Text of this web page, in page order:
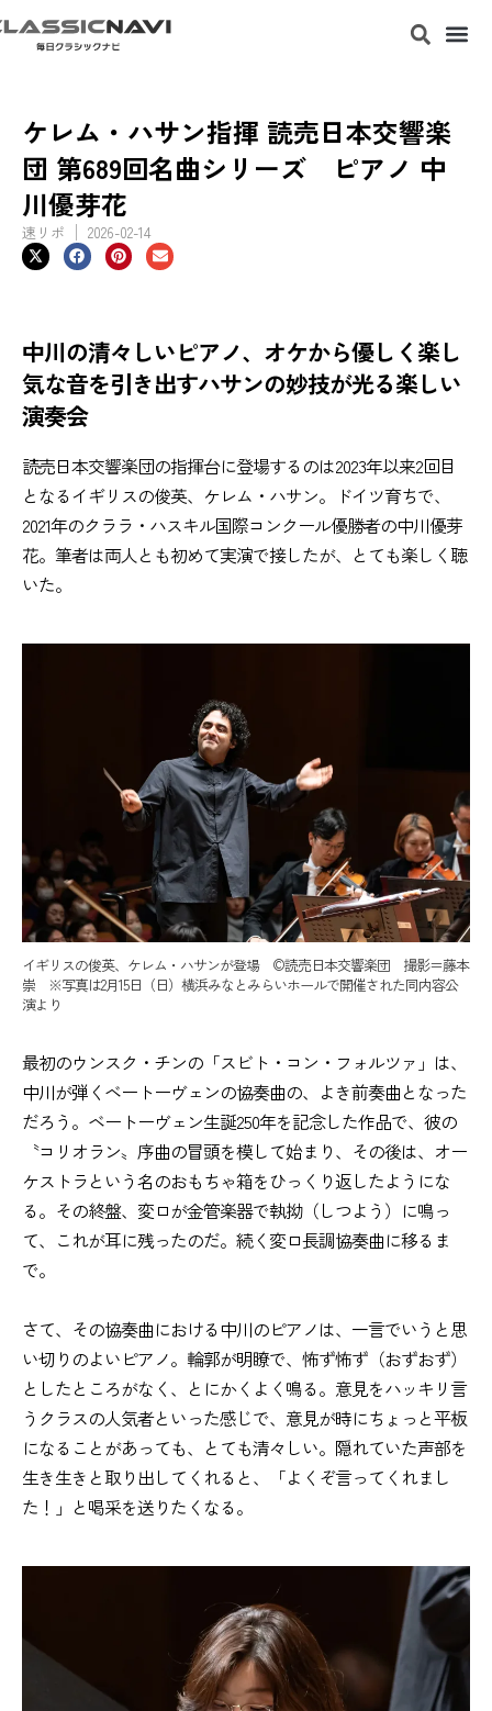
ケレム・ハサン指揮 読売日本交響楽
団 第689回名曲シリーズ ピアノ 中
川優芽花
速リポ 2026-02-14
中川の清々しいピアノ、オケから優しく楽し
気な音を引き出すハサンの妙技が光る楽しい
演奏会
読売日本交響楽団の指揮台に登場するのは2023年以来2回目
となるイギリスの俊英、ケレム・ハサン。ドイツ育ちで、
2021年のクララ・ハスキル国際コンクール優勝者の中川優芽
花。筆者は両人とも初めて実演で接したが、とても楽しく聴
いた。
イギリスの俊英、ケレム・ハサンが登場 ©読売日本交響楽団 撮影＝藤本
崇 ※写真は2月15日（日）横浜みなとみらいホールで開催された同内容公
演より
最初のウンスク・チンの「スビト・コン・フォルツァ」は、
中川が弾くベートーヴェンの協奏曲の、よき前奏曲となった
だろう。ベートーヴェン生誕250年を記念した作品で、彼の
〝コリオラン〟序曲の冒頭を模して始まり、その後は、オー
ケストラという名のおもちゃ箱をひっくり返したようにな
る。その終盤、変ロが金管楽器で執拗（しつよう）に鳴っ
て、これが耳に残ったのだ。続く変ロ長調協奏曲に移るま
で。
さて、その協奏曲における中川のピアノは、一言でいうと思
い切りのよいピアノ。輪郭が明瞭で、怖ず怖ず（おずおず）
としたところがなく、とにかくよく鳴る。意見をハッキリ言
うクラスの人気者といった感じで、意見が時にちょっと平板
になることがあっても、とても清々しい。隠れていた声部を
生き生きと取り出してくれると、「よくぞ言ってくれまし
た！」と喝采を送りたくなる。